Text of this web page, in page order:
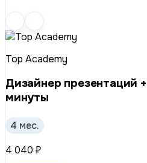
Top Academy
Дизайнер презентаций
минуты
4 мес.
4 040 ₽